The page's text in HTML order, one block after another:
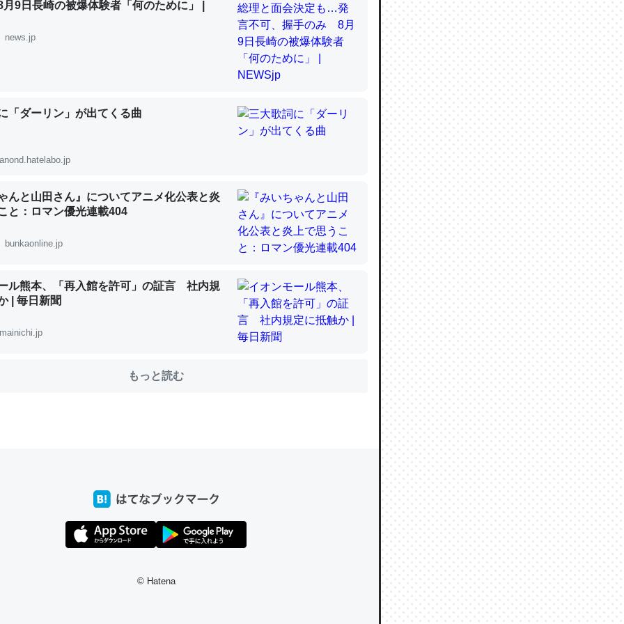
【研究発表】昆虫学の大問題＝「昆虫はなぜ海にいないのか」に関する新仮説
て面白い。海にいる鋏角類（カブトガニ・ウミグモ）はカルシウムを使わずキ
考えるとカルシウムを大量に使う脊椎動物と貝類は苦労してるんだな…。腹足
【研究発表】昆虫学の大問題＝「昆虫はなぜ海にいないのか」に関する新仮説
を実家に置いて４年。でたまに覗いてる。ぼちぼちRingも置こうかと画策
Googleマップで位置情報を共有してる。電池残量や充電中かが分かるのでこ
じ理由でEcho Show 8を設定中でした。PrimeとかSpotifyを支払う孝行もで
で親と会える残り時間を日数にすると1週間とかの人が多いそうだけど、それ
するくらいだった遠方の父67歳と僕。ITツール導入でコミュニケーションが劇的に変化し
9日長崎の被爆体験者「何のために」 |
news.jp
「ダーリン」が出てくる曲
anond.hatelabo.jp
んと山田さん』についてアニメ化公表と炎
と：ロマン優光連載404
bunkaonline.jp
ル熊本、「再入館を許可」の証言 社内規
| 毎日新聞
mainichi.jp
もっと読む
© Hatena